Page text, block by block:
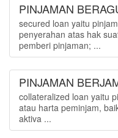
PINJAMAN
secured loan yaitu
penyerahan atas hak
pemberi pinjaman; ...
PINJAMAN
collateralized loan yaitu
atau harta peminjam,
aktiva ...